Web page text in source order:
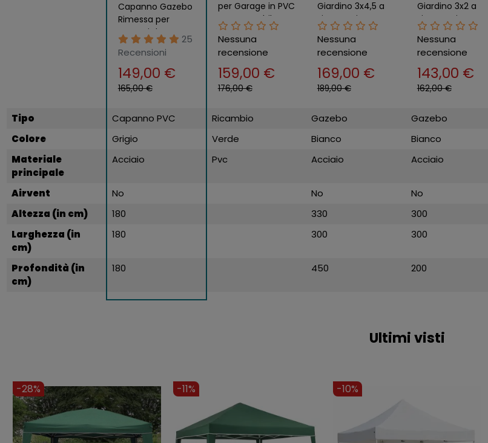
Capanno Gazebo
Rimessa per
Attrezzi da
Giardino Arredo
Esterno
Capannone in
PVC
25
Recensioni
149,00 €
165,00 €
per Garage in PVC
Impermeabile
Verde 195 g/m2
Nessuna
recensione
159,00 €
176,00 €
Giardino 3x4,5 a
Fisarmonica
Impermeabile
Bianco con Sacca
Nessuna
recensione
169,00 €
189,00 €
Giardino 3x2 a
Fisarmonica
Impermeabile
Bianco con Sacca
Nessuna
recensione
143,00 €
162,00 €
Tipo Capanno PVC Ricambio Gazebo Gazebo
Colore
Grigio Verde Bianco Bianco
Materiale
principale
Acciaio Pvc Acciaio Acciaio
Airvent No No No
Altezza (in cm)
180 330 300
Larghezza (in
cm)
180 300 300
Profondità (in
cm)
180 450 200
Ultimi visti
-211 € -9% -9%